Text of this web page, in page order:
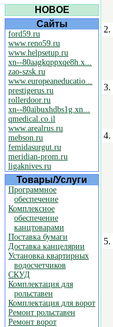
НОВОЕ
Сайты
ford59.ru
www.reno59.ru
www.helpsetup.ru
xn--80aagkqppxqe8h.x...
zao-szsk.ru
www.europeaneducatio...
prestigerus.ru
rollerdoor.ru
xn--80aibuxhdbs1g.xn...
qmedical.co.il
www.arealrus.ru
mebson.ru
femidasurgut.ru
meridian-prom.ru
ligaknives.ru
Товары/Услуги
Программное
обеспечение
Комплексное
обеспечение
канцтоварами
Поставка бумаги
Доставка канцелярии
Установка квартирных
водосчетчиков
СКУД
Комплектация для
рольставен
Комплектация для ворот
Ремонт рольставен
Ремонт ворот
2.
3.
4.
5.